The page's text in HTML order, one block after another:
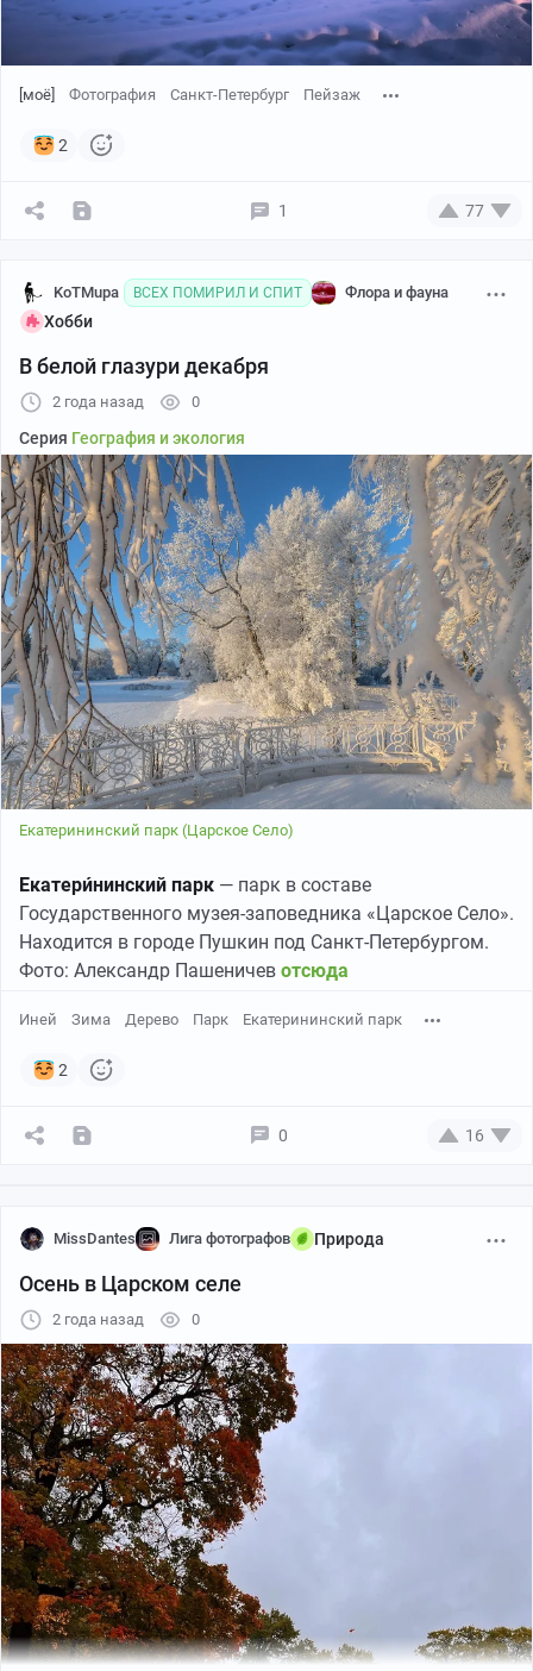
[моё] Фотография Санкт-Петербург Пейзаж
2
1 77
KoTMupa ВСЕХ ПОМИРИЛ И СПИТ Флора и фауна
Хобби
В белой глазури декабря
2 года назад 0
Серия География и экология
Екатерининский парк (Царское Село)
Екатери́нинский парк — парк в составе
Государственного музея-заповедника «Царское Село».
Находится в городе Пушкин под Санкт-Петербургом.
Фото: Александр Пашеничев отсюда
Иней Зима Дерево Парк Екатерининский парк
2
0 16
MissDantes Лига фотографов Природа
Осень в Царском селе
2 года назад 0